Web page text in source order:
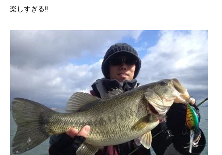
楽しすぎる‼︎